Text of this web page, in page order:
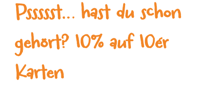
Kursplan
Finanzielle Förderung
Pssssst… hast du schon
gehört? 10% auf 10ér
Karten